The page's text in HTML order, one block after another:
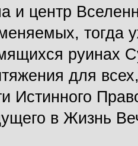
и центр
тогда
руинах
для
Истинного
в Жизнь